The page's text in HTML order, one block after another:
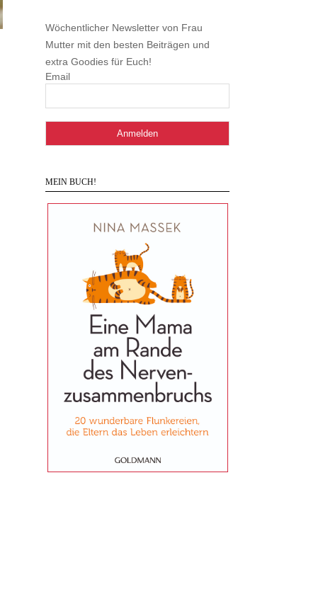
Wöchentlicher Newsletter von Frau
Mutter mit den besten Beiträgen und
extra Goodies für Euch!
Email
MEIN BUCH!